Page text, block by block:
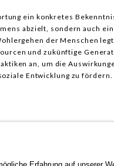
ein konkretes
abzielt, sondern auch
der Menschen
und zukünftige
an, um die
Entwicklung zu fördern.